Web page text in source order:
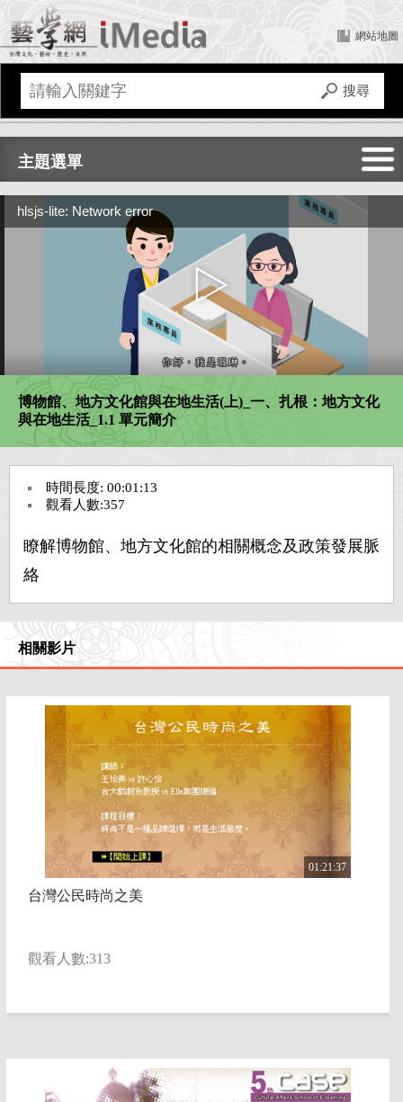
網站地圖
主題選單
文化建設
傳統藝術
文化資產
臺灣工藝
臺灣文學
藝術教育
hlsjs-lite: Network error
博物館、地方文化館與在地生活(上)_一、扎根：地方文化
與在地生活_1.1 單元簡介
時間長度: 00:01:13
觀看人數:357
瞭解博物館、地方文化館的相關概念及政策發展脈
絡
相關影片
01:21:37
台灣公民時尚之美
觀看人數:313